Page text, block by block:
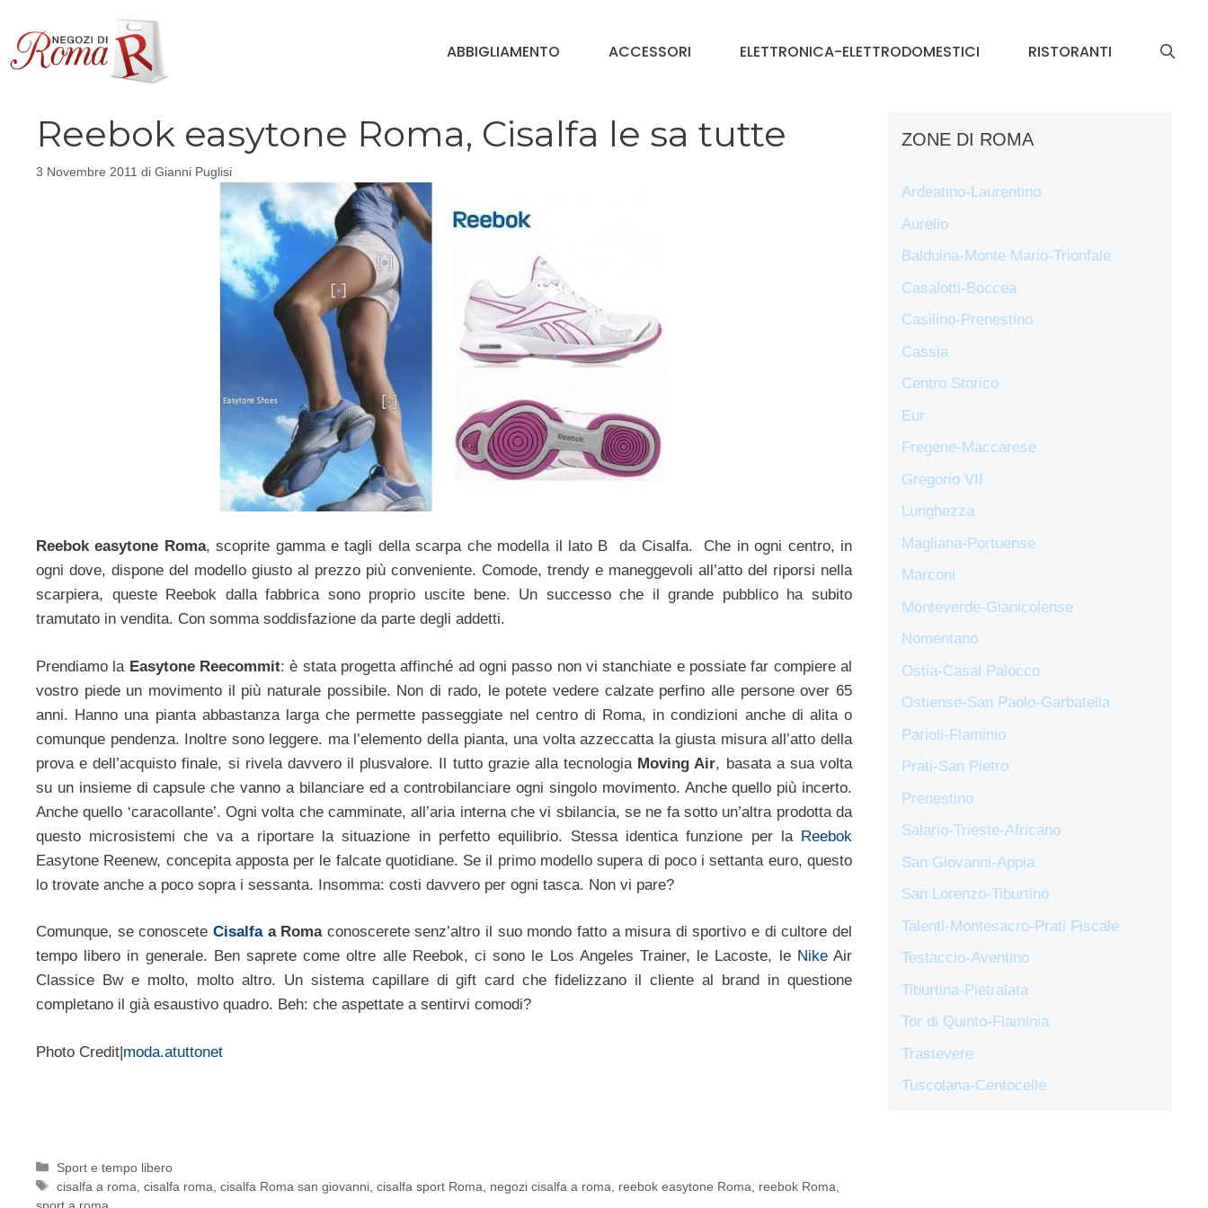
contenuto
ABBIGLIAMENTO ACCESSORI ELETTRONICA-ELETTRODOMESTICI RISTORANTI
Reebok easytone Roma, Cisalfa le sa tutte
3 Novembre 2011 di Gianni Puglisi
Reebok easytone Roma, scoprite gamma e tagli della scarpa che modella il lato B da Cisalfa. Che in ogni centro, in
ogni dove, dispone del modello giusto al prezzo più conveniente. Comode, trendy e maneggevoli all’atto del riporsi nella
scarpiera, queste Reebok dalla fabbrica sono proprio uscite bene. Un successo che il grande pubblico ha subito
tramutato in vendita. Con somma soddisfazione da parte degli addetti.
Prendiamo la Easytone Reecommit: è stata progetta affinché ad ogni passo non vi stanchiate e possiate far compiere al
vostro piede un movimento il più naturale possibile. Non di rado, le potete vedere calzate perfino alle persone over 65
anni. Hanno una pianta abbastanza larga che permette passeggiate nel centro di Roma, in condizioni anche di alita o
comunque pendenza. Inoltre sono leggere. ma l’elemento della pianta, una volta azzeccatta la giusta misura all’atto della
prova e dell’acquisto finale, si rivela davvero il plusvalore. Il tutto grazie alla tecnologia Moving Air, basata a sua volta
su un insieme di capsule che vanno a bilanciare ed a controbilanciare ogni singolo movimento. Anche quello più incerto.
Anche quello ‘caracollante’. Ogni volta che camminate, all’aria interna che vi sbilancia, se ne fa sotto un’altra prodotta da
questo microsistemi che va a riportare la situazione in perfetto equilibrio. Stessa identica funzione per la Reebok
Easytone Reenew, concepita apposta per le falcate quotidiane. Se il primo modello supera di poco i settanta euro, questo
lo trovate anche a poco sopra i sessanta. Insomma: costi davvero per ogni tasca. Non vi pare?
Comunque, se conoscete Cisalfaa Roma conoscerete senz’altro il suo mondo fatto a misura di sportivo e di cultore del
tempo libero in generale. Ben saprete come oltre alle Reebok, ci sono le Los Angeles Trainer, le Lacoste, le NikeAir
Classice Bw e molto, molto altro. Un sistema capillare di gift card che fidelizzano il cliente al brand in questione
completano il già esaustivo quadro. Beh: che aspettate a sentirvi comodi?
Photo Credit|moda.atuttonet
Categorie
Sport e tempo libero
Tag
cisalfa a roma ,cisalfa roma ,cisalfa Roma san giovanni ,cisalfa sport Roma negozi cisalfa a roma reebok easytone Roma reebok Roma
sport a roma
ZONE DI ROMA
Ardeatino-Laurentino
Aurelio
Balduina-Monte Mario-Trionfale
Casalotti-Boccea
Casilino-Prenestino
Cassia
Centro Storico
Eur
Fregene-Maccarese
Gregorio VII
Lunghezza
Magliana-Portuense
Marconi
Monteverde-Gianicolense
Nomentano
Ostia-Casal Palocco
Ostiense-San Paolo-Garbatella
Parioli-Flaminio
Prati-San Pietro
Prenestino
Salario-Trieste-Africano
San Giovanni-Appia
San Lorenzo-Tiburtino
Talenti-Montesacro-Prati Fiscale
Testaccio-Aventino
Tiburtina-Pietralata
Tor di Quinto-Flaminia
Trastevere
Tuscolana-Centocelle